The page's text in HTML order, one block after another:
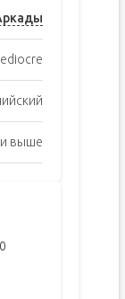
и выше